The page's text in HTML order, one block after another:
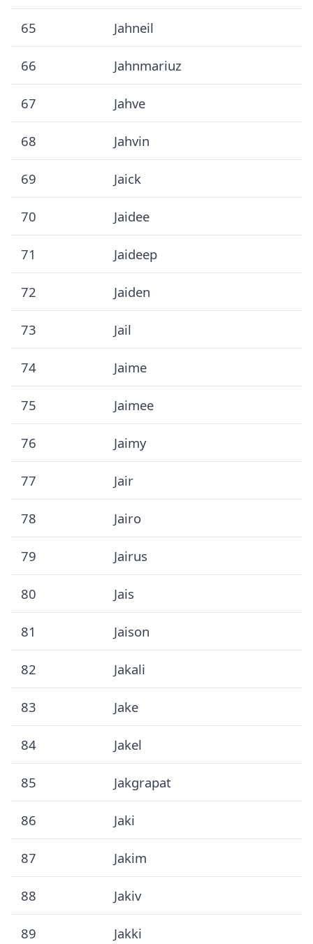
65 Jahneil
66 Jahnmariuz
67 Jahve
68 Jahvin
69 Jaick
70 Jaidee
71 Jaideep
72 Jaiden
73 Jail
74 Jaime
75 Jaimee
76 Jaimy
77 Jair
78 Jairo
79 Jairus
80 Jais
81 Jaison
82 Jakali
83 Jake
84 Jakel
85 Jakgrapat
86 Jaki
87 Jakim
88 Jakiv
89 Jakki